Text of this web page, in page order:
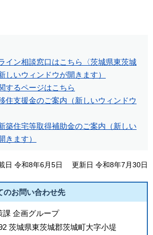
イン相談窓口はこちら〈茨城県東茨城
しいウィンドウが開きます）
するページはこちら
住支援金のご案内（新しいウィンドウ
築住宅等取得補助金のご案内（新しい
きます）
日 令和8年6月5日 更新日 令和8年7月30日
のお問い合わせ先
課 企画グループ
茨城県東茨城郡茨城町大字小堤